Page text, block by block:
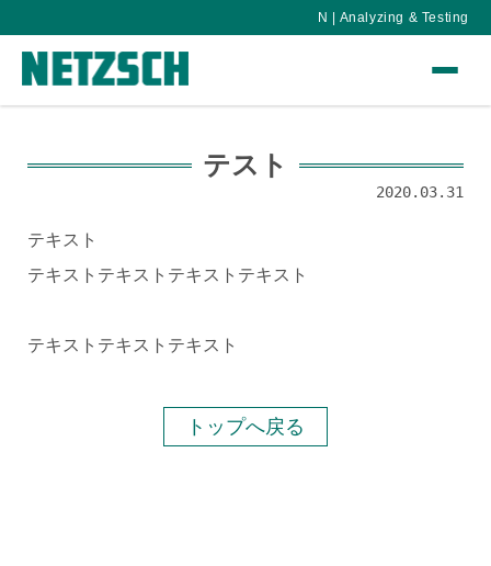
N | Analyzing & Testing
テスト
2020.03.31
テキスト
テキストテキストテキストテキスト
テキストテキストテキスト
トップへ戻る